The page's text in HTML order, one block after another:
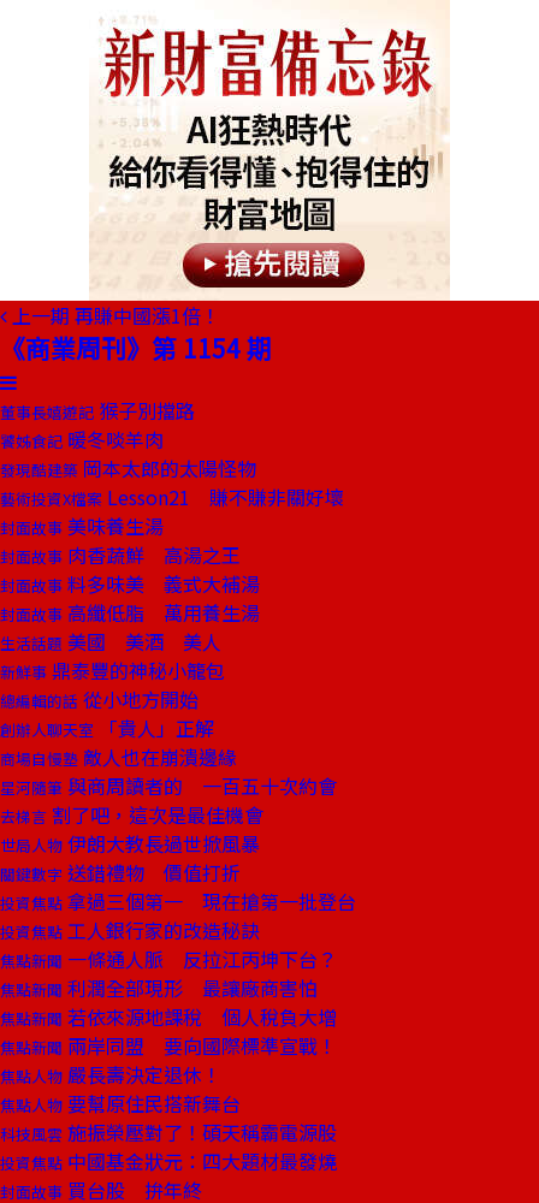
上一期 再賺中國漲1倍！
《商業周刊》第 1154 期
董事長嬉遊記 猴子別擋路
饕姊食記 暖冬啖羊肉
發現酷建築 岡本太郎的太陽怪物
藝術投資X檔案 Lesson21 賺不賺非關好壞
封面故事 美味養生湯
封面故事 肉香蔬鮮 高湯之王
封面故事 料多味美 義式大補湯
封面故事 高纖低脂 萬用養生湯
生活話題 美國 美酒 美人
新鮮事 鼎泰豐的神秘小籠包
總編輯的話 從小地方開始
創辦人聊天室 「貴人」正解
商場自慢塾 敵人也在崩潰邊緣
星河隨筆 與商周讀者的 一百五十次約會
去梯言 割了吧，這次是最佳機會
世局人物 伊朗大教長過世掀風暴
關鍵數字 送錯禮物 價值打折
投資焦點 拿過三個第一 現在搶第一批登台
投資焦點 工人銀行家的改造秘訣
焦點新聞 一條通人脈 反拉江丙坤下台？
焦點新聞 利潤全部現形 最讓廠商害怕
焦點新聞 若依來源地課稅 個人稅負大增
焦點新聞 兩岸同盟 要向國際標準宣戰！
焦點人物 嚴長壽決定退休！
焦點人物 要幫原住民搭新舞台
科技風雲 施振榮壓對了！碩天稱霸電源股
投資焦點 中國基金狀元：四大題材最發燒
封面故事 買台股 拚年終